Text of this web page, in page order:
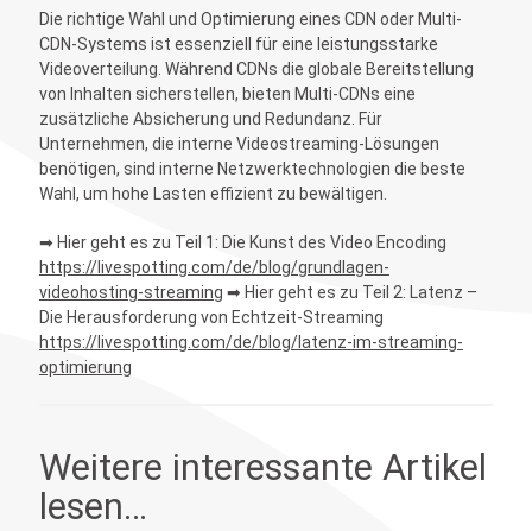
Die richtige Wahl und Optimierung eines CDN oder Multi-
CDN-Systems ist essenziell für eine leistungsstarke
Videoverteilung. Während CDNs die globale Bereitstellung
von Inhalten sicherstellen, bieten Multi-CDNs eine
zusätzliche Absicherung und Redundanz. Für
Unternehmen, die interne Videostreaming-Lösungen
benötigen, sind interne Netzwerktechnologien die beste
Wahl, um hohe Lasten effizient zu bewältigen.
➡ Hier geht es zu Teil 1: Die Kunst des Video Encoding
https://livespotting.com/de/blog/grundlagen-
videohosting-streaming ➡ Hier geht es zu Teil 2: Latenz –
Die Herausforderung von Echtzeit-Streaming
https://livespotting.com/de/blog/latenz-im-streaming-
optimierung
Weitere interessante Artikel
lesen…